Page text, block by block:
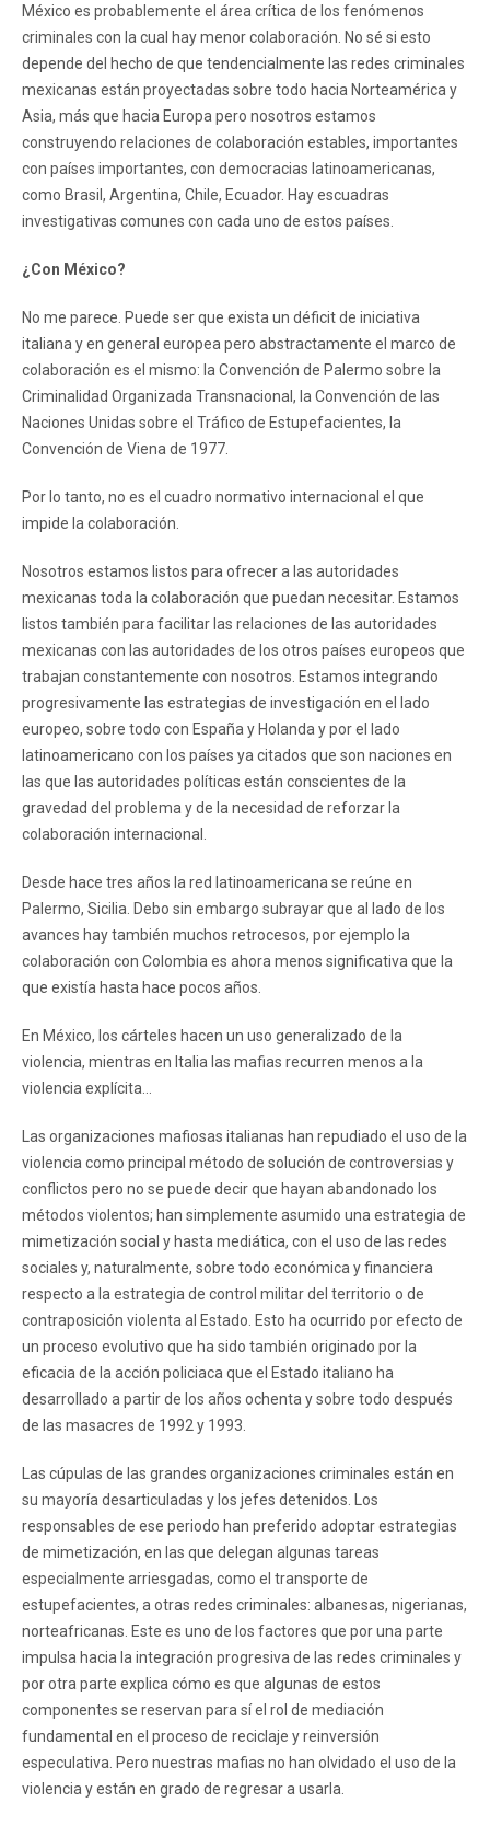
México es probablemente el área crítica de los fenómenos
criminales con la cual hay menor colaboración. No sé si esto
depende del hecho de que tendencialmente las redes criminales
mexicanas están proyectadas sobre todo hacia Norteamérica y
Asia, más que hacia Europa pero nosotros estamos
construyendo relaciones de colaboración estables, importantes
con países importantes, con democracias latinoamericanas,
como Brasil, Argentina, Chile, Ecuador. Hay escuadras
investigativas comunes con cada uno de estos países.
¿Con México?
No me parece. Puede ser que exista un déficit de iniciativa
italiana y en general europea pero abstractamente el marco de
colaboración es el mismo: la Convención de Palermo sobre la
Criminalidad Organizada Transnacional, la Convención de las
Naciones Unidas sobre el Tráfico de Estupefacientes, la
Convención de Viena de 1977.
Por lo tanto, no es el cuadro normativo internacional el que
impide la colaboración.
Nosotros estamos listos para ofrecer a las autoridades
mexicanas toda la colaboración que puedan necesitar. Estamos
listos también para facilitar las relaciones de las autoridades
mexicanas con las autoridades de los otros países europeos que
trabajan constantemente con nosotros. Estamos integrando
progresivamente las estrategias de investigación en el lado
europeo, sobre todo con España y Holanda y por el lado
latinoamericano con los países ya citados que son naciones en
las que las autoridades políticas están conscientes de la
gravedad del problema y de la necesidad de reforzar la
colaboración internacional.
Desde hace tres años la red latinoamericana se reúne en
Palermo, Sicilia. Debo sin embargo subrayar que al lado de los
avances hay también muchos retrocesos, por ejemplo la
colaboración con Colombia es ahora menos significativa que la
que existía hasta hace pocos años.
En México, los cárteles hacen un uso generalizado de la
violencia, mientras en Italia las mafias recurren menos a la
violencia explícita…
Las organizaciones mafiosas italianas han repudiado el uso de la
violencia como principal método de solución de controversias y
conflictos pero no se puede decir que hayan abandonado los
métodos violentos; han simplemente asumido una estrategia de
mimetización social y hasta mediática, con el uso de las redes
sociales y, naturalmente, sobre todo económica y financiera
respecto a la estrategia de control militar del territorio o de
contraposición violenta al Estado. Esto ha ocurrido por efecto de
un proceso evolutivo que ha sido también originado por la
eficacia de la acción policiaca que el Estado italiano ha
desarrollado a partir de los años ochenta y sobre todo después
de las masacres de 1992 y 1993.
Las cúpulas de las grandes organizaciones criminales están en
su mayoría desarticuladas y los jefes detenidos. Los
responsables de ese periodo han preferido adoptar estrategias
de mimetización, en las que delegan algunas tareas
especialmente arriesgadas, como el transporte de
estupefacientes, a otras redes criminales: albanesas, nigerianas,
norteafricanas. Este es uno de los factores que por una parte
impulsa hacia la integración progresiva de las redes criminales y
por otra parte explica cómo es que algunas de estos
componentes se reservan para sí el rol de mediación
fundamental en el proceso de reciclaje y reinversión
especulativa. Pero nuestras mafias no han olvidado el uso de la
violencia y están en grado de regresar a usarla.